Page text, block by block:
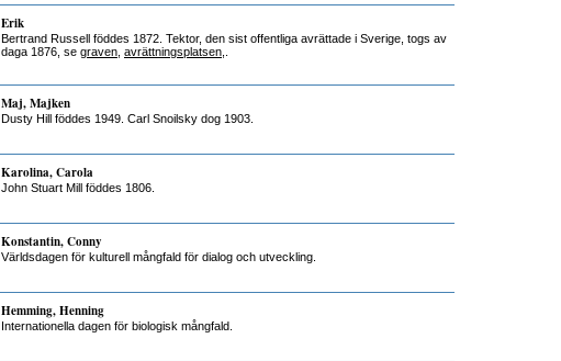
Erik
Bertrand Russell föddes 1872. Tektor, den sist offentliga avrättade i Sverige, togs av
daga 1876, se graven avrättningsplatsen
Maj, Majken
Dusty Hill föddes 1949. Carl Snoilsky dog 1903.
Karolina, Carola
John Stuart Mill föddes 1806.
Konstantin, Conny
Världsdagen för kulturell mångfald för dialog och utveckling.
Hemming, Henning
Internationella dagen för biologisk mångfald.